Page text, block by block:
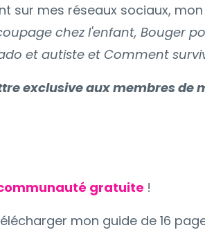
sur mes réseaux sociaux,
chez l'enfant, Bouger
et autiste et Comment
exclusiveaux membres de
gratuite !
mon guide de 16